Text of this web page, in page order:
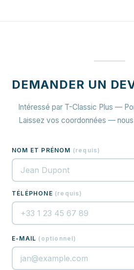
DEMANDER UN
Intéressé par T-Classic Plus —
Laissez vos coordonnées —
NOM ET PRÉNOM (requis)
TÉLÉPHONE (requis)
E-MAIL ( optionnel)